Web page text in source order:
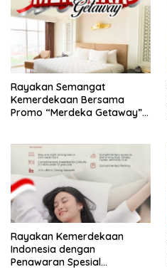
Rayakan Semangat
Kemerdekaan Bersama
Promo “Merdeka Getaway”
Rayakan Kemerdekaan
Indonesia dengan
Penawaran Spesial